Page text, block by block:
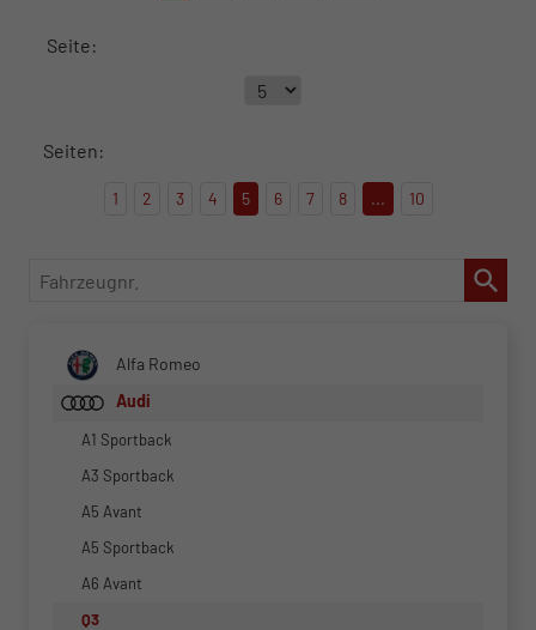
Seite:
Seiten:
1 2 3 4 5 6 7 8 ... 10
Fahrzeugnr.
Alfa Romeo
Audi
A1 Sportback
A3 Sportback
A5 Avant
A5 Sportback
A6 Avant
Q3